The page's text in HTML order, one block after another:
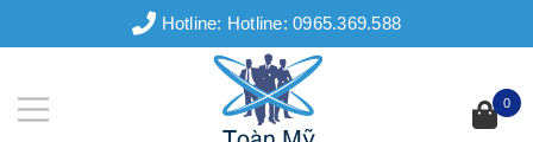
Hotline: Hotline: 0965.369.588
0